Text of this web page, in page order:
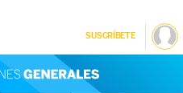
SUSCRÍBETE